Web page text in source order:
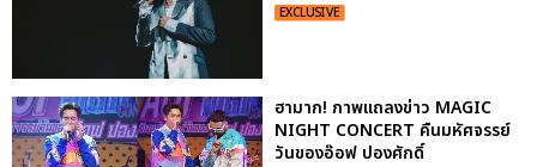
EXCLUSIVE
ฮามาก! ภาพแถลงข่าว MAGIC
NIGHT CONCERT คืนมหัศจรรย์
วันของอ๊อฟ ปองศักดิ์